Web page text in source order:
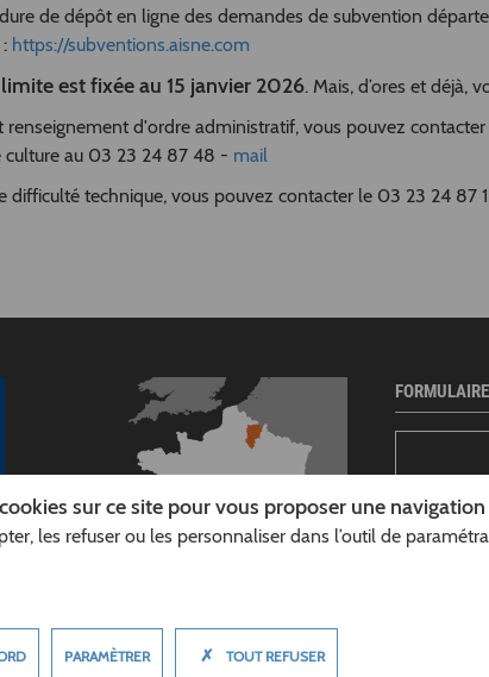
de dépôt en ligne des demandes de subvention
https://subventions.aisne.com
est fixée au 15 janvier 2026. Mais, d’ores et déjà,
renseignement d'ordre administratif, vous pouvez
culture au 03 23 24 87 48 - mail
difficulté technique, vous pouvez contacter le 03 23 24 87
DE
sur ce site pour vous proposer une
les refuser ou les personnaliser dans l’outil de
PARAMÈTRER ✗ TOUT REFUSER